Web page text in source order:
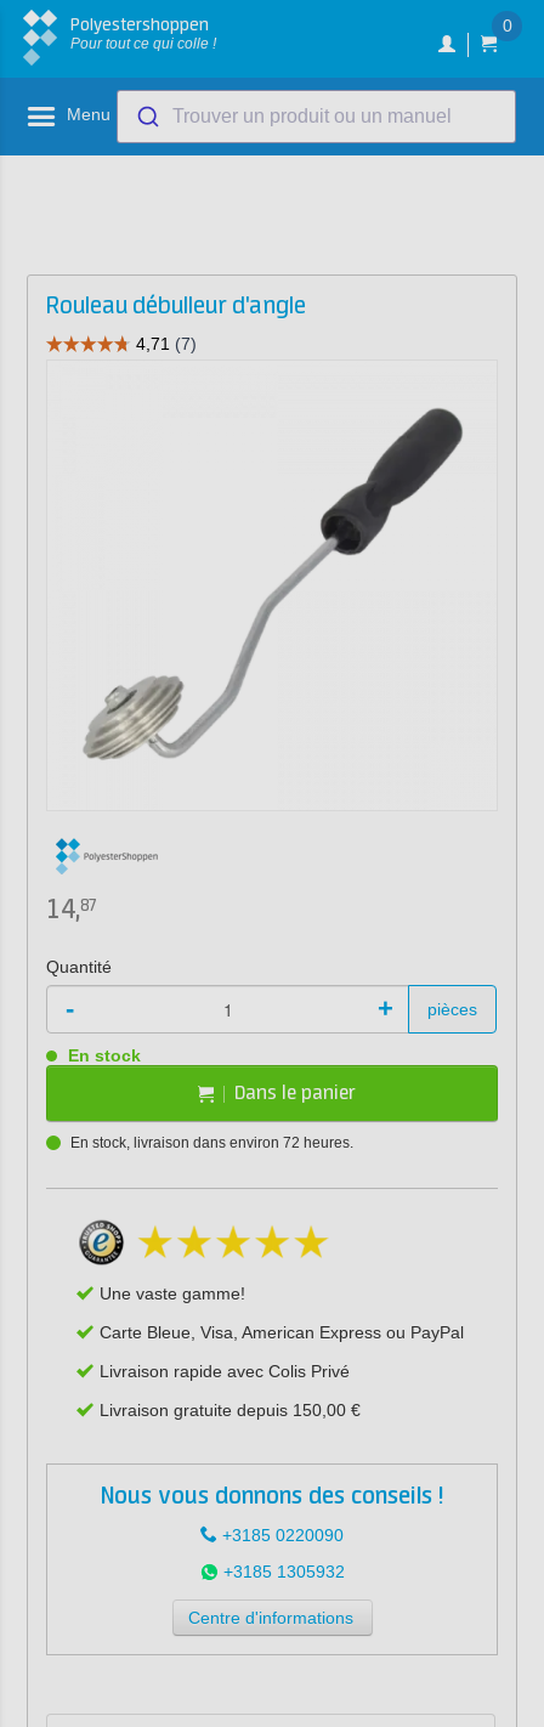
Polyestershoppen
Pour tout ce qui colle !
0
Menu Trouver un produit ou un manuel
Rouleau débulleur d'angle
14,87
Quantité
- + pièces
En stock
Dans le panier
En stock, livraison dans environ 72 heures.
Une vaste gamme!
Carte Bleue, Visa, American Express ou PayPal
Livraison rapide avec Colis Privé
Livraison gratuite depuis 150,00 €
Nous vous donnons des conseils !
+3185 0220090
+3185 1305932
Centre d'informations